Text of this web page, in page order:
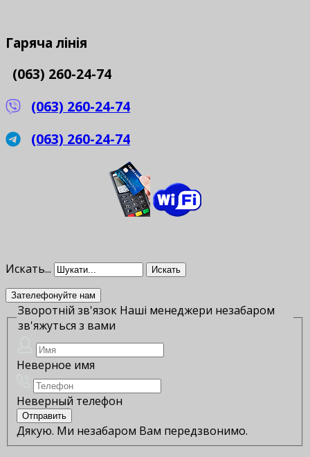
Гаряча лінія
(063) 260-24-74
(063) 260-24-74
(063) 260-24-74
Искать... Искать
Зателефонуйте нам
Зворотній зв'язок Наші менеджери незабаром
зв'яжуться з вами
Неверное имя
Неверный телефон
Дякую. Ми незабаром Вам передзвонимо.